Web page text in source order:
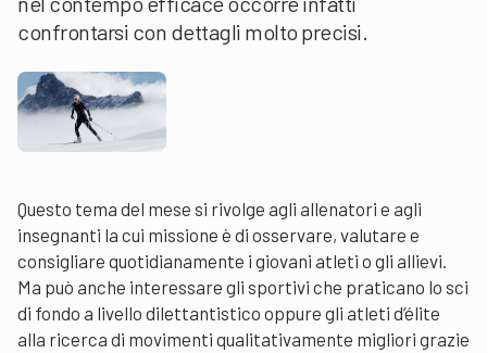
confrontarsi con dettagli molto precisi.
Questo tema del mese si rivolge agli allenatori e agli
insegnanti la cui missione è di osservare, valutare e
consigliare quotidianamente i giovani atleti o gli allievi.
Ma può anche interessare gli sportivi che praticano lo sci
di fondo a livello dilettantistico oppure gli atleti d’élite
alla ricerca di movimenti qualitativamente migliori grazie